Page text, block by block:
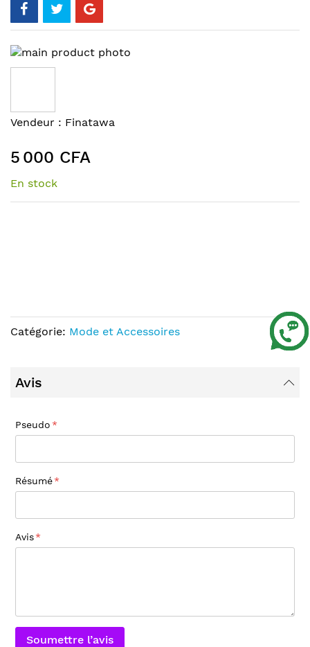
Skip
to
of
the
gallery
Skip
the
beginning
of
Vendeur : Finatawa
5 000 CFA
En stock
Catégorie: Mode et Accessoires
Avis
Pseudo
Résumé
Avis
Soumettre l’avis